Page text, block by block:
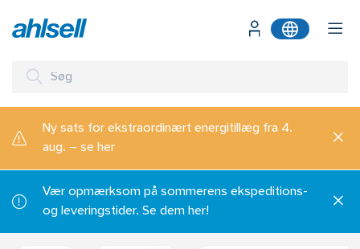
Ny sats for ekstraordinært energitillæg fra 4.
aug. – se her
Vær opmærksom på sommerens ekspeditions-
og leveringstider. Se dem her!